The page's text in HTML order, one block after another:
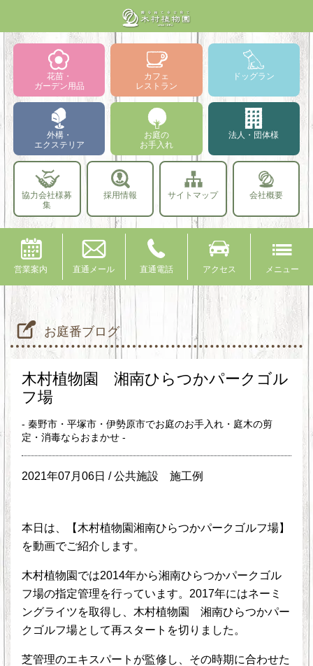
花苗・
ガーデン用品
カフェ
レストラン
ドッグラン
外構・
エクステリア
お庭の
お手入れ
法人・団体様
協力会社様募
集
採用情報 サイトマップ 会社概要
営業案内 直通メール 直通電話 アクセス メニュー
お庭番ブログ
木村植物園 湘南ひらつかパークゴル
フ場
- 秦野市・平塚市・伊勢原市でお庭のお手入れ・庭木の剪
定・消毒ならおまかせ -
2021年07月06日 /公共施設 施工例
本日は、【木村植物園湘南ひらつかパークゴルフ場】
を動画でご紹介します。
木村植物園では2014年から湘南ひらつかパークゴル
フ場の指定管理を行っています。2017年にはネーミ
ングライツを取得し、木村植物園 湘南ひらつかパー
クゴルフ場として再スタートを切りました。
芝管理のエキスパートが監修し、その時期に合わせた